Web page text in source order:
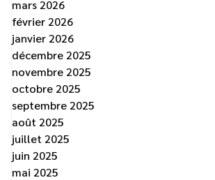
mars 2026
février 2026
janvier 2026
décembre 2025
novembre 2025
octobre 2025
septembre 2025
août 2025
juillet 2025
juin 2025
mai 2025